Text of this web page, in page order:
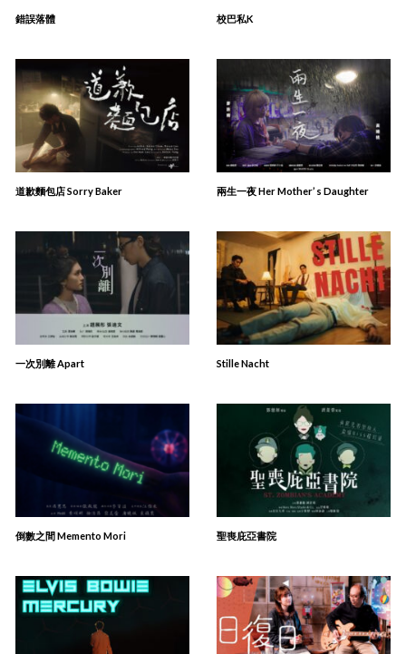
錯誤落體 校巴私K
道歉麵包店 Sorry Baker 兩生一夜 Her Mother’ s Daughter
一次別離 Apart Stille Nacht
倒數之間 Memento Mori 聖喪庇亞書院